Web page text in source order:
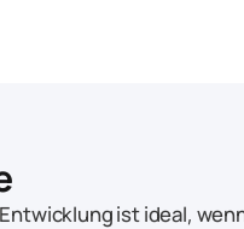
ist ideal,